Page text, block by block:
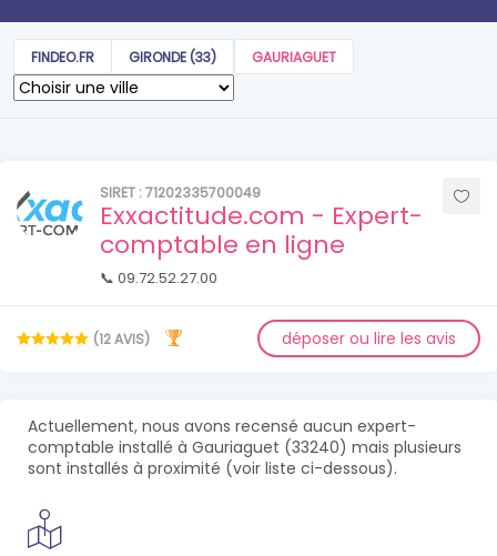
FINDEO.FR GIRONDE (33) GAURIAGUET
SIRET : 71202335700049
Exxactitude.com - Expert-
comptable en ligne
📞 09.72.52.27.00
(12 AVIS) déposer ou lire les avis
Actuellement, nous avons recensé aucun expert-
comptable installé à Gauriaguet (33240) mais plusieurs
sont installés à proximité (voir liste ci-dessous).